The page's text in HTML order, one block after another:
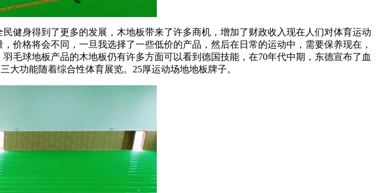
身得到了更多的发展，木地板带来了许多商机，增加了财政收入现在人们对体育运动
价格将会不同，一旦我选择了一些低价的产品，然后在日常的运动中，需要保养现在，
毛球地板产品的木地板仍有许多方面可以看到德国技能，在70年代中期，东德宣布了血
功能随着综合性体育展览。25厚运动场地地板牌子。